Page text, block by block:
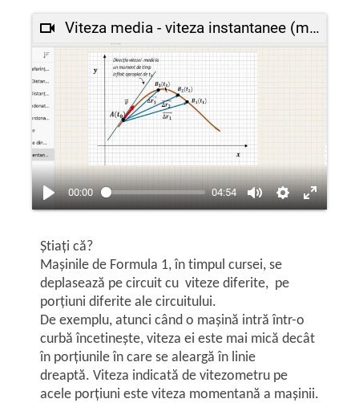
Viteza media - viteza instantanee (momentană)
00:00 04:54
Știați că?
Mașinile de Formula 1, în timpul cursei, se
deplasează pe circuit cu viteze diferite, pe
porțiuni diferite ale circuitului.
De exemplu, atunci când o mașină intră într-o
curbă încetinește, viteza ei este mai mică decât
în porțiunile în care se aleargă în linie
dreaptă. Viteza indicată de vitezometru pe
acele porțiuni este viteza momentană a mașinii.